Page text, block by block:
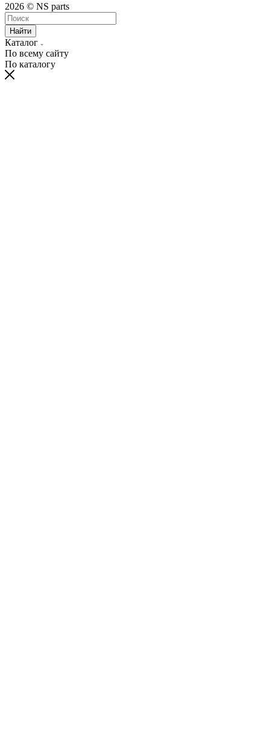
2026 © NS parts
Найти
Каталог
По всему сайту
По каталогу